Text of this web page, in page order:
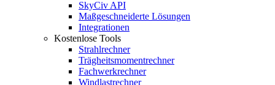
SkyCiv API
Maßgeschneiderte Lösungen
Integrationen
Kostenlose Tools
Strahlrechner
Trägheitsmomentrechner
Fachwerkrechner
Windlastrechner